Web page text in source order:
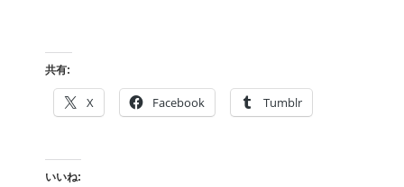
共有:
X Facebook Tumblr
いいね: